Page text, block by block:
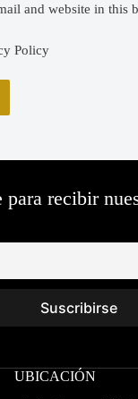
and website in this
Policy
para recibir
UBICACIÓN